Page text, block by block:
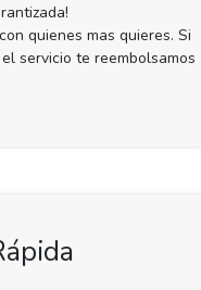
quienes mas quieres. Si
servicio te reembolsamos